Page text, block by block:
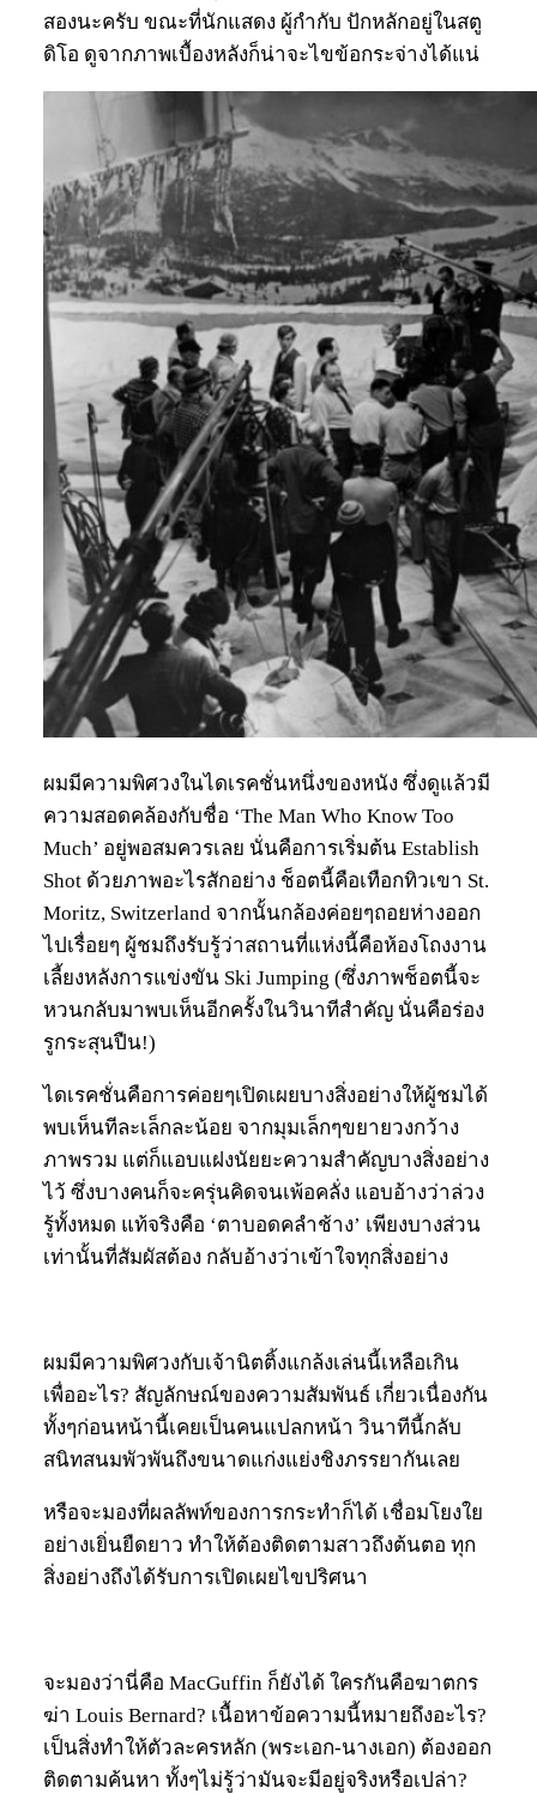
สองนะครับ ขณะที่นักแสดง ผู้กำกับ ปักหลักอยู่ในสตู
ดิโอ ดูจากภาพเบื้องหลังก็น่าจะไขข้อกระจ่างได้แน่
ผมมีความพิศวงในไดเรคชั่นหนึ่งของหนัง ซึ่งดูแล้วมี
ความสอดคล้องกับชื่อ ‘The Man Who Know Too
Much’ อยู่พอสมควรเลย นั่นคือการเริ่มต้น Establish
Shot ด้วยภาพอะไรสักอย่าง ช็อตนี้คือเทือกทิวเขา St.
Moritz, Switzerland จากนั้นกล้องค่อยๆถอยห่างออก
ไปเรื่อยๆ ผู้ชมถึงรับรู้ว่าสถานที่แห่งนี้คือห้องโถงงาน
เลี้ยงหลังการแข่งขัน Ski Jumping (ซึ่งภาพช็อตนี้จะ
หวนกลับมาพบเห็นอีกครั้งในวินาทีสำคัญ นั่นคือร่อง
รูกระสุนปืน!)
ไดเรคชั่นคือการค่อยๆเปิดเผยบางสิ่งอย่างให้ผู้ชมได้
พบเห็นทีละเล็กละน้อย จากมุมเล็กๆขยายวงกว้าง
ภาพรวม แต่ก็แอบแฝงนัยยะความสำคัญบางสิ่งอย่าง
ไว้ ซึ่งบางคนก็จะครุ่นคิดจนเพ้อคลั่ง แอบอ้างว่าล่วง
รู้ทั้งหมด แท้จริงคือ ‘ตาบอดคลำช้าง’ เพียงบางส่วน
เท่านั้นที่สัมผัสต้อง กลับอ้างว่าเข้าใจทุกสิ่งอย่าง
ผมมีความพิศวงกับเจ้านิตติ้งแกล้งเล่นนี้เหลือเกิน
เพื่ออะไร? สัญลักษณ์ของความสัมพันธ์ เกี่ยวเนื่องกัน
ทั้งๆก่อนหน้านี้เคยเป็นคนแปลกหน้า วินาทีนี้กลับ
สนิทสนมพัวพันถึงขนาดแก่งแย่งชิงภรรยากันเลย
หรือจะมองที่ผลลัพท์ของการกระทำก็ได้ เชื่อมโยงใย
อย่างเยิ่นยืดยาว ทำให้ต้องติดตามสาวถึงต้นตอ ทุก
สิ่งอย่างถึงได้รับการเปิดเผยไขปริศนา
จะมองว่านี่คือ MacGuffin ก็ยังได้ ใครกันคือฆาตกร
ฆ่า Louis Bernard? เนื้อหาข้อความนี้หมายถึงอะไร?
เป็นสิ่งทำให้ตัวละครหลัก (พระเอก-นางเอก) ต้องออก
ติดตามค้นหา ทั้งๆไม่รู้ว่ามันจะมีอยู่จริงหรือเปล่า?